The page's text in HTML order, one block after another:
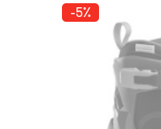
-5%